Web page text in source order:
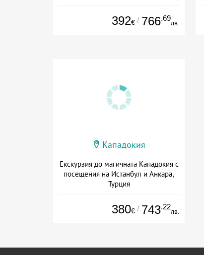
392€ / 766.69
лв.
Кападокия
Екскурзия до магичната Кападокия с
посещения на Истанбул и Анкара,
Турция
380€ / 743.22
лв.